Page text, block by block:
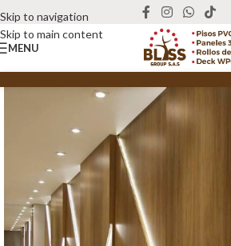
Skip to navigation
Skip to main content
MENU